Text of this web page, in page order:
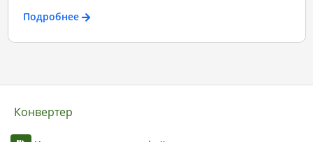
Подробнее
Конвертер